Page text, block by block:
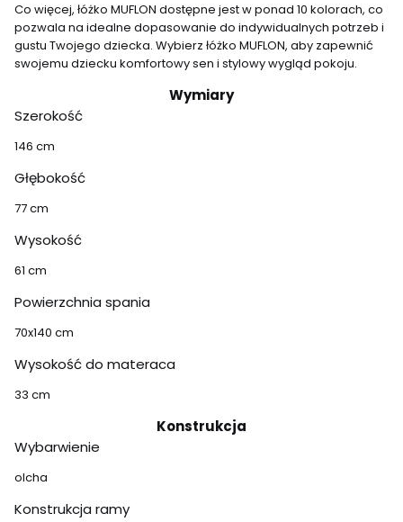
Co więcej, łóżko MUFLON dostępne jest w ponad 10 kolorach, co
pozwala na idealne dopasowanie do indywidualnych potrzeb i
gustu Twojego dziecka. Wybierz łóżko MUFLON, aby zapewnić
swojemu dziecku komfortowy sen i stylowy wygląd pokoju.
Wymiary
Szerokość
146 cm
Głębokość
77 cm
Wysokość
61 cm
Powierzchnia spania
70x140 cm
Wysokość do materaca
33 cm
Konstrukcja
Wybarwienie
olcha
Konstrukcja ramy